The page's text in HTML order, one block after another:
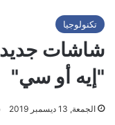
تكنولوجيا
شاشات
"إيه أو سي"
الجمعة, 13 ديسمبر 2019